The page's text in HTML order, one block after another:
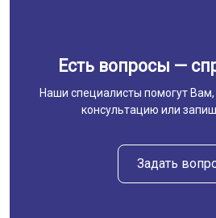
Есть вопросы —
Наши специалисты помогут
консультацию или
Задать